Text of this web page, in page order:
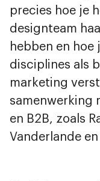
precies hoe je
designteam
hebben en hoe
disciplines als
marketing
samenwerking
en B2B, zoals
Vanderlande